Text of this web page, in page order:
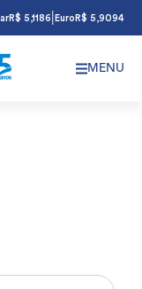
R$ 5,1186 Euro R$ 5,9094
MENU